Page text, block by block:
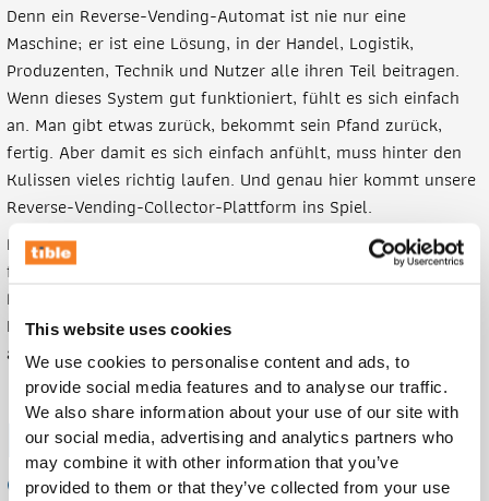
This website uses cookies
We use cookies to personalise content and ads, to
provide social media features and to analyse our traffic.
We also share information about your use of our site with
our social media, advertising and analytics partners who
may combine it with other information that you’ve
provided to them or that they’ve collected from your use
Denn ein Reverse-Vending-Automat ist nie nur eine
Maschine; er ist eine Lösung, in der Handel, Logistik,
Produzenten, Technik und Nutzer alle ihren Teil beitragen.
Wenn dieses System gut funktioniert, fühlt es sich einfach
an. Man gibt etwas zurück, bekommt sein Pfand zurück,
fertig. Aber damit es sich einfach anfühlt, muss hinter den
Kulissen vieles richtig laufen. Und genau hier kommt unsere
Reverse-Vending-Collector-Plattform ins Spiel.
Bei Tible lieben wir Lösungen, die in der echten Welt
funktionieren. Nicht nur auf dem Papier. Nicht nur in einer
Präsentation. Sondern auf der Fläche, im Laden, in der
Lieferkette und bei den Menschen, die tatsächlich damit
arbeiten müssen.
Daten machen zirkuläre